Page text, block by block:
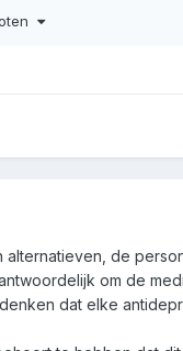
de
om de
dat elke